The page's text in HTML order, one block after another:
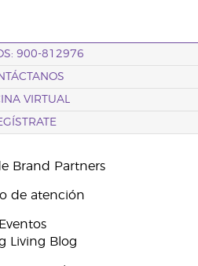
900-812976
VIRTUAL
Brand Partners
de atención
Eventos
Living Blog